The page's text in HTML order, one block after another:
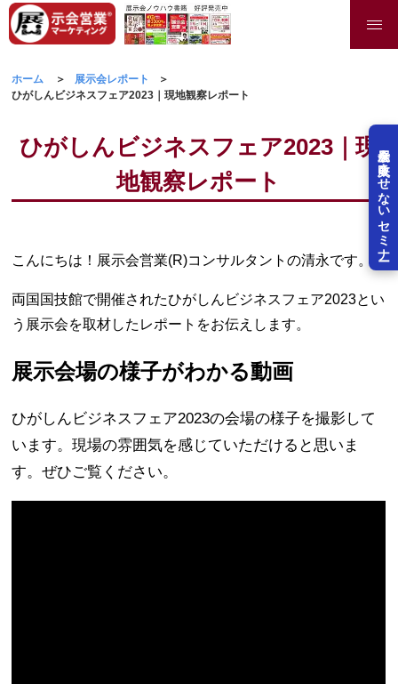
展示会を失敗させないセミナー
ホーム
展示会レポート
ひがしんビジネスフェア2023｜現地観察レポート
ひがしんビジネスフェア2023｜現
地観察レポート
こんにちは！展示会営業(R)コンサルタントの清永です。
両国国技館で開催されたひがしんビジネスフェア2023とい
う展示会を取材したレポートをお伝えします。
展示会場の様子がわかる動画
ひがしんビジネスフェア2023の会場の様子を撮影して
います。現場の雰囲気を感じていただけると思いま
す。ぜひご覧ください。